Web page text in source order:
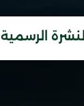
النشرة الرسمية